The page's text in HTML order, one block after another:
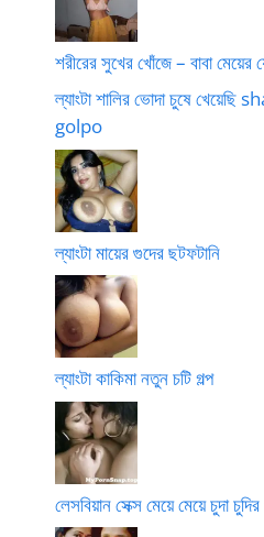
শরীরের সুখের খোঁজে – বাবা মেয়ের
ল্যাংটা শালির ভোদা চুষে
golpo
ল্যাংটা মায়ের গুদের ছটফটানি
ল্যাংটা কাকিমা নতুন চটি গল্প
লেসবিয়ান সেক্স মেয়ে মেয়ে চুদা চুদির